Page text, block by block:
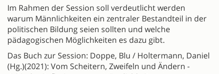
Im Rahmen der Session soll verdeutlicht werden
warum Männlichkeiten ein zentraler Bestandteil in der
politischen Bildung seien sollten und welche
pädagogischen Möglichkeiten es dazu gibt.
Das Buch zur Session: Doppe, Blu / Holtermann, Daniel
(Hg.)(2021): Vom Scheitern, Zweifeln und Ändern -